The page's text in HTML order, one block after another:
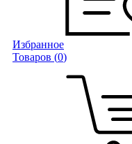
Избранное
Товаров (0)